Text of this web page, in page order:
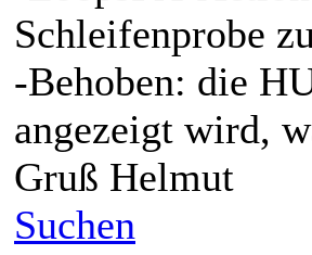
Schleifenprobe
-Behoben: die
angezeigt wird,
Gruß Helmut
Suchen